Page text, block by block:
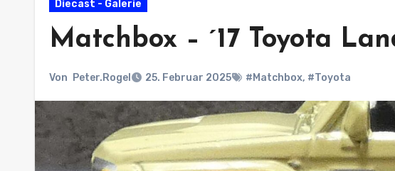
Diecast - Galerie
Matchbox – ´17 Toyota
Von Peter.Rogel 25. Februar 2025 #Matchbox, #Toyota